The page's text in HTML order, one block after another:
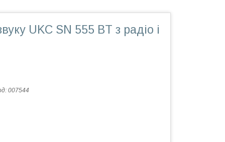
UKC SN 555 BT з радіо і
007544